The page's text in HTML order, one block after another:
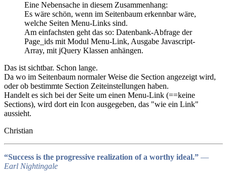
Eine Nebensache in diesem Zusammenhang:
Es wäre schön, wenn im Seitenbaum erkennbar wäre,
welche Seiten Menu-Links sind.
Am einfachsten geht das so: Datenbank-Abfrage der
Page_ids mit Modul Menu-Link, Ausgabe Javascript-
Array, mit jQuery Klassen anhängen.
Das ist sichtbar. Schon lange.
Da wo im Seitenbaum normaler Weise die Section angezeigt wird,
oder ob bestimmte Section Zeiteinstellungen haben.
Handelt es sich bei der Seite um einen Menu-Link (==keine
Sections), wird dort ein Icon ausgegeben, das "wie ein Link"
aussieht.
Christian
“Success is the progressive realization of a worthy ideal.” ―
Earl Nightingale